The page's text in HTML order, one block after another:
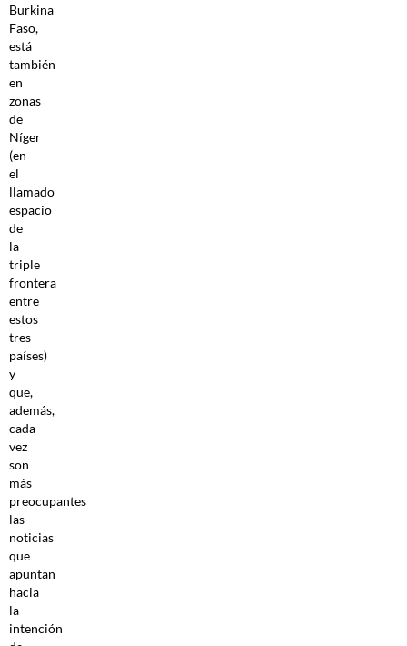
Burkina
Faso,
está
también
en
zonas
de
Níger
(en
el
llamado
espacio
de
la
triple
frontera
entre
estos
tres
países)
y
que,
además,
cada
vez
son
más
preocupantes
las
noticias
que
apuntan
hacia
la
intención